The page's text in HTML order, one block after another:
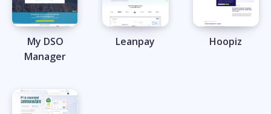
My DSO
Manager
Leanpay Hoopiz